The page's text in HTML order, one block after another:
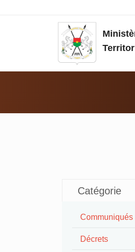
Catégorie
Communiqués
Décrets